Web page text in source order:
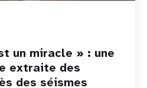
un miracle » : une
extraite des
des séismes